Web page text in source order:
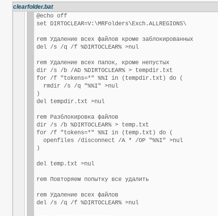
clearfolder.bat
@echo off
set DIRTOCLEAR=V:\MRFolders\Exch.ALLREGIONS\
rem Удаление всех файлов кроме заблокированных
del /s /q /f %DIRTOCLEAR% >nul
rem Удаление всех папок, кроме непустых
dir /s /b /AD %DIRTOCLEAR% > tempdir.txt
for /f "tokens=*" %%I in (tempdir.txt) do (
  rmdir /s /q "%%I" >nul
)
del tempdir.txt >nul
rem Разблокировка файлов
dir /s /b %DIRTOCLEAR% > temp.txt
for /f "tokens=*" %%I in (temp.txt) do (
  openfiles /disconnect /A * /OP "%%I" >nul
)
del temp.txt >nul
rem Повторяем попытку все удалить
rem Удаление всех файлов
del /s /q /f %DIRTOCLEAR% >nul